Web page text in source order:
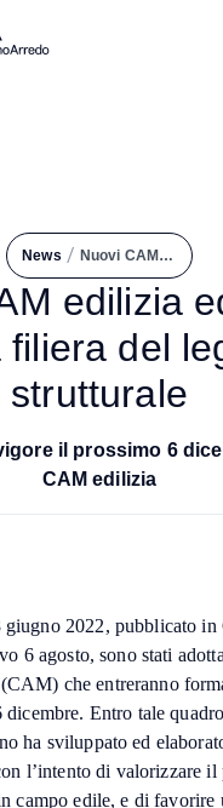
News / Nuovi CAM Edilizia Ed Effetti Sulla Filiera del Legno Strutturale
edilizia
filiera del
strutturale
il prossimo 6
CAM edilizia
2022, pubblicato in
6 agosto, sono stati
che entreranno
Entro tale
ha sviluppato ed
l’intento di valorizzare il
campo edile, e di favorire